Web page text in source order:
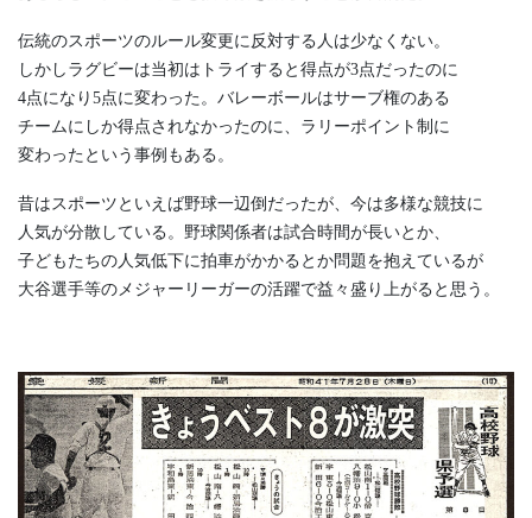
伝統のスポーツのルール変更に反対する人は少なくない。
しかしラグビーは当初はトライすると得点が3点だったのに
4点になり5点に変わった。バレーボールはサーブ権のある
チームにしか得点されなかったのに、ラリーポイント制に
変わったという事例もある。
昔はスポーツといえば野球一辺倒だったが、今は多様な競技に
人気が分散している。野球関係者は試合時間が長いとか、
子どもたちの人気低下に拍車がかかるとか問題を抱えているが
大谷選手等のメジャーリーガーの活躍で益々盛り上がると思う。